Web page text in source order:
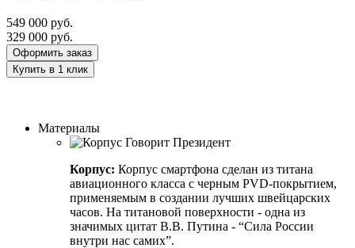
549 000 руб.
329 000 руб.
Оформить заказ
Купить в 1 клик
Материалы
Корпус: Корпус смартфона сделан из титана
авиационного класса с черным PVD-покрытием,
применяемым в создании лучших швейцарских
часов. На титановой поверхности - одна из
значимых цитат В.В. Путина - “Сила России
внутри нас самих”.